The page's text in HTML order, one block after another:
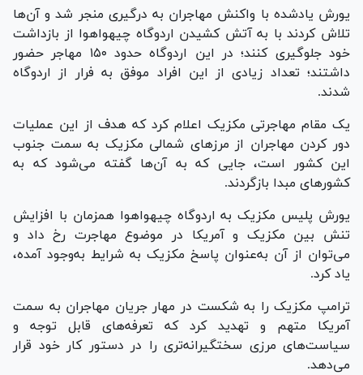
یورش یادشده با واکنش مهاجران به درگیری منجر شد و آن‌ها
تلاش کردند با به آتش کشیدن اردوگاه چیهواهوا از بازداشت
خود جلوگیری کنند؛ در این اردوگاه حدود ۱۵۰ مهاجر حضور
داشتند؛ تعداد زیادی از این افراد موفق به فرار از اردوگاه
شدند.
یک مقام مهاجرتی مکزیک اعلام کرد که هدف از این عملیات
دور کردن مهاجران از مرز‌های شمالی مکزیک به سمت جنوب
این کشور است، جایی که به آن‌ها گفته می‌شود که به
کشور‌های مبدا بازگردند.
یورش پلیس مکزیک به اردوگاه چیهواهوا همزمان با افزایش
تنش بین مکزیک و آمریکا در موضوع مهاجرت رخ داد و
می‌توان از آن به‌عنوان پاسخ مکزیک به شرایط به‌وجود آمده،
یاد کرد.
ترامپ مکزیک را به شکست در مهار جریان مهاجران به سمت
آمریکا متهم و تهدید کرد که تعرفه‌های قابل توجه و
سیاست‌های مرزی سختگیرانه‌تری را در دستور کار خود قرار
می‌دهد.